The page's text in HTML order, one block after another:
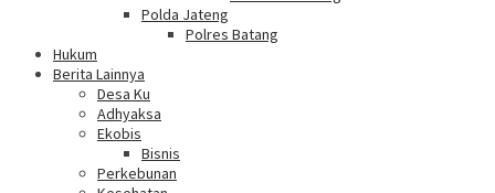
Polda Jateng
Polres Batang
Hukum
Berita Lainnya
Desa Ku
Adhyaksa
Ekobis
Bisnis
Perkebunan